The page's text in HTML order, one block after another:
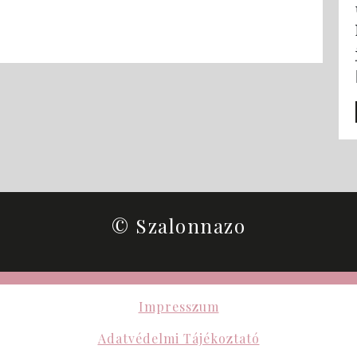
© Szalonnazo
Impresszum
Adatvédelmi Tájékoztató